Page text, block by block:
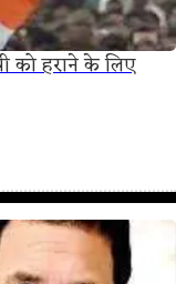
को हराने के लिए